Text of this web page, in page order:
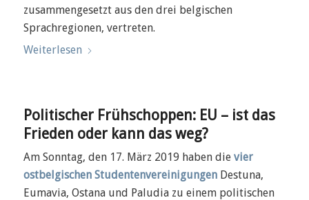
zusammengesetzt aus den drei belgischen
Sprachregionen, vertreten.
Weiterlesen
Politischer Frühschoppen: EU – ist das
Frieden oder kann das weg?
Am Sonntag, den 17. März 2019 haben die vier
ostbelgischen StudentenvereinigungenDestuna,
Eumavia, Ostana und Paludia zu einem politischen